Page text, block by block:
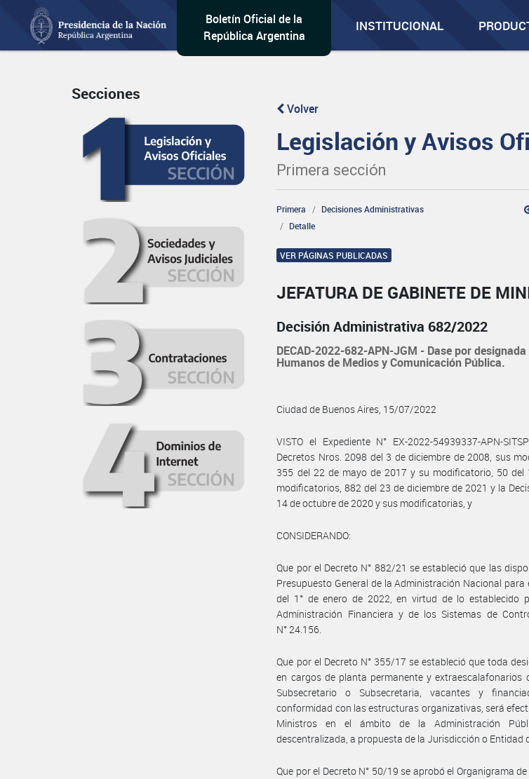
Boletín Oficial de la
República Argentina
INSTITUCIONAL
Secciones
Volver
Legislación y Avisos
Primera sección
Primera
Decisiones Administrativas
Detalle
VER PÁGINAS PUBLICADAS
JEFATURA DE GABINETE DE
Decisión Administrativa 682/2022
DECAD-2022-682-APN-JGM - Dase por
Humanos de Medios y Comunicación Pública.
Ciudad de Buenos Aires, 15/07/2022
VISTO el Expediente N° EX-2022-54939337-APN-
Decretos Nros. 2098 del 3 de diciembre de 2008, sus
355 del 22 de mayo de 2017 y su modificatorio, 50 del
modificatorios, 882 del 23 de diciembre de 2021 y la
14 de octubre de 2020 y sus modificatorias, y
CONSIDERANDO:
Que por el Decreto N° 882/21 se estableció que las
Presupuesto General de la Administración Nacional
del 1° de enero de 2022, en virtud de lo establecido
Administración Financiera y de los Sistemas de
N° 24.156.
Que por el Decreto N° 355/17 se estableció que toda
en cargos de planta permanente y
Subsecretario o Subsecretaria, vacantes y
conformidad con las estructuras organizativas, será
Ministros en el ámbito de la Administración
descentralizada, a propuesta de la Jurisdicción o Entidad
Que por el Decreto N° 50/19 se aprobó el Organigrama